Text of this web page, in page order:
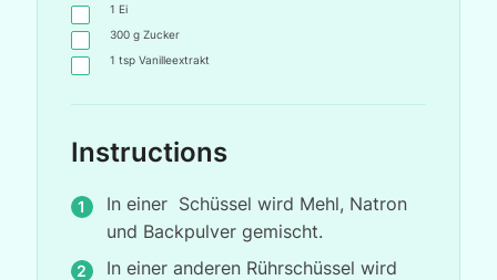
1 Ei
300 gZucker
1 tspVanilleextrakt
Instructions
In einer Schüssel wird Mehl, Natron
und Backpulver gemischt.
In einer anderen Rührschüssel wird